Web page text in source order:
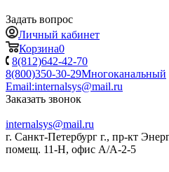
Задать вопрос
Личный кабинет
Корзина0
8(812)642-42-70
8(800)350-30-29Многоканальный
Email:internalsys@mail.ru
Заказать звонок
internalsys@mail.ru
г. Санкт-Петербург г., пр-кт
помещ. 11-Н, офис А/А-2-5